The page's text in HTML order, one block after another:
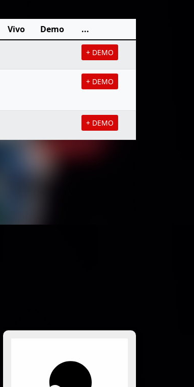
Vivo Demo
...
+ DEMO
+ DEMO
+ DEMO